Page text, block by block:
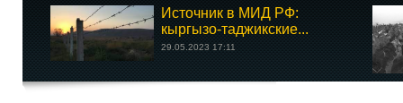
Источник в МИД РФ:
кыргызо-таджикские...
29.05.2023 17:11